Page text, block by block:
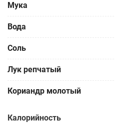
Мука
Вода
Соль
Лук репчатый
Кориандр молотый
Калорийность